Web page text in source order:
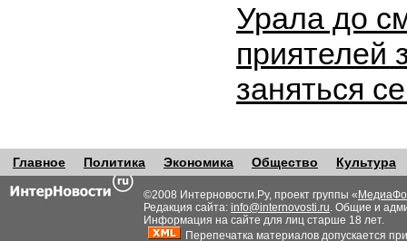
Урала до
приятелей
заняться
Главное Политика Экономика Общество Культура
©2008 Интерновости.Ру, проект группы «
Редакция сайта: info@internovosti.ru. Общие и
Информация на сайте для лиц старше 18 лет.
Перепечатка материалов допускается